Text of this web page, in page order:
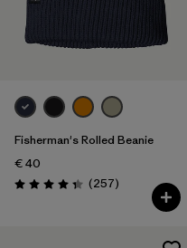
Fisherman's Rolled Beanie
€ 40
Valutazione: 4.3 / 5
(257Recensioni
)